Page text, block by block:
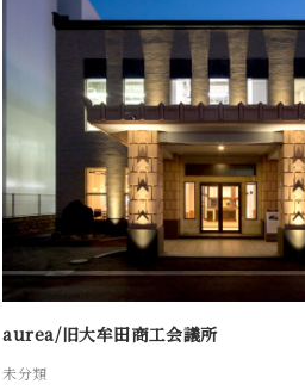
aurea/旧大牟田商工会議所
未分類